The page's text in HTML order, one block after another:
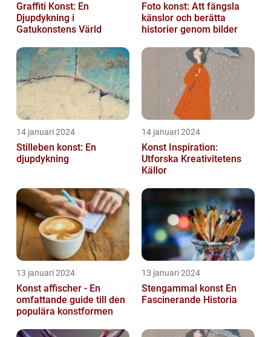
Graffiti Konst: En
Djupdykning i
Gatukonstens Värld
Foto konst: Att fängsla
känslor och berätta
historier genom bilder
14 januari 2024
Stilleben konst: En
djupdykning
14 januari 2024
Konst Inspiration:
Utforska Kreativitetens
Källor
13 januari 2024
Konst affischer - En
omfattande guide till den
populära konstformen
13 januari 2024
Stengammal konst En
Fascinerande Historia